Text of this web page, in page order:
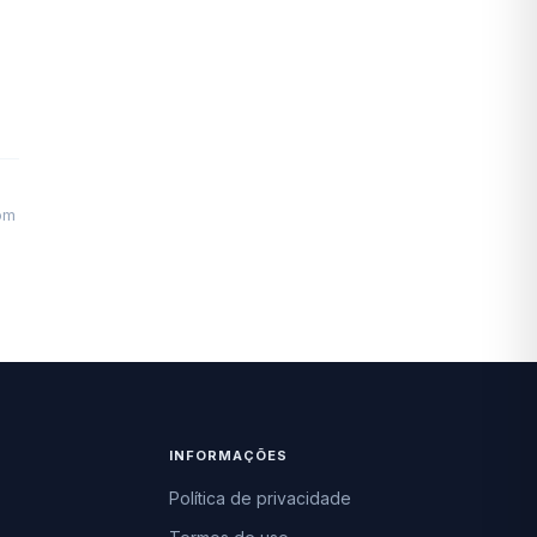
INFORMAÇÕES
Política de privacidade